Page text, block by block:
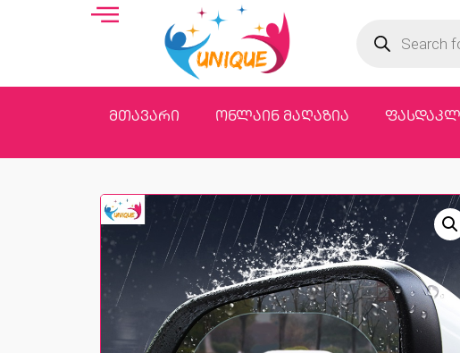
მთავარი ონლაინ მაღაზია